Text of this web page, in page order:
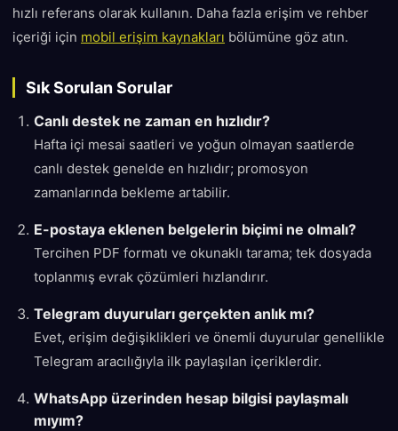
hızlı referans olarak kullanın. Daha fazla erişim ve rehber
içeriği için mobil erişim kaynakları bölümüne göz atın.
Sık Sorulan Sorular
Canlı destek ne zaman en hızlıdır?
Hafta içi mesai saatleri ve yoğun olmayan saatlerde
canlı destek genelde en hızlıdır; promosyon
zamanlarında bekleme artabilir.
E-postaya eklenen belgelerin biçimi ne olmalı?
Tercihen PDF formatı ve okunaklı tarama; tek dosyada
toplanmış evrak çözümleri hızlandırır.
Telegram duyuruları gerçekten anlık mı?
Evet, erişim değişiklikleri ve önemli duyurular genellikle
Telegram aracılığıyla ilk paylaşılan içeriklerdir.
WhatsApp üzerinden hesap bilgisi paylaşmalı
mıyım?